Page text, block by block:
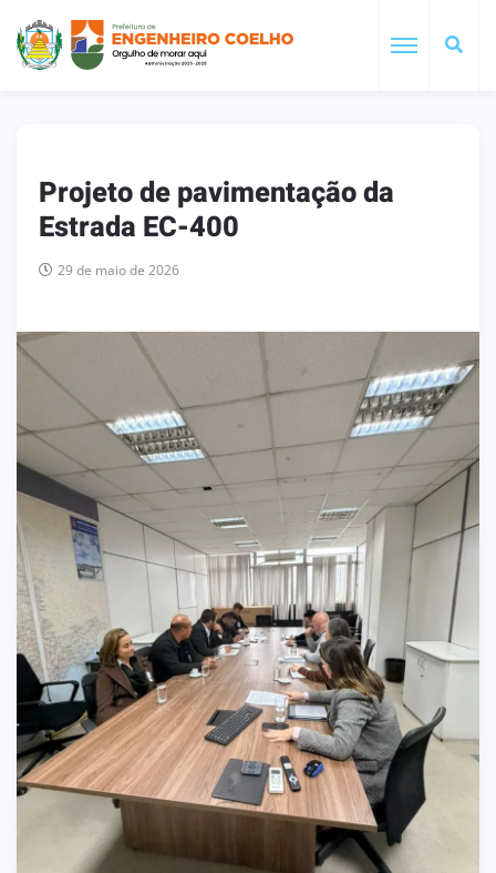
Projeto de pavimentação da
Estrada EC-400
29 de maio de 2026